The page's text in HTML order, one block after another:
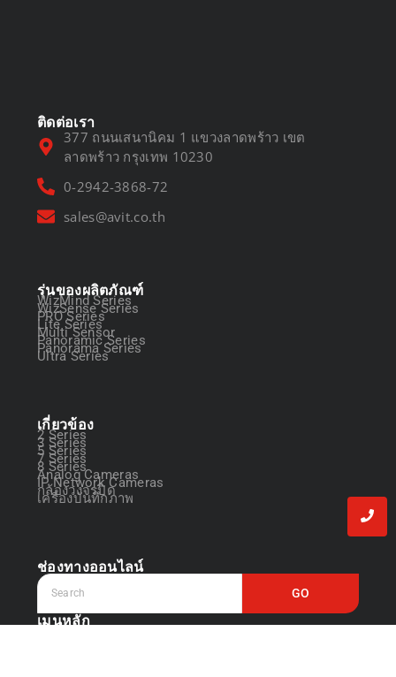
ติดต่อเรา
377 ถนนเสนานิคม 1 แขวงลาดพร้าว เขต
ลาดพร้าว กรุงเทพ 10230
0-2942-3868-72
sales@avit.co.th
รุ่นของผลิตภัณฑ์
WizMind Series
WizSense Series
PRO Series
Lite Series
Multi Sensor
Panoramic Series
Panorama Series
Ultra Series
เกี่ยวข้อง
2 Series
3 Series
5 Series
7 Series
8 Series
Analog Cameras
IP Network Cameras
กล้องวงจรปิด
เครื่องบันทึกภาพ
ช่องทางออนไลน์
GO
เมนูหลัก